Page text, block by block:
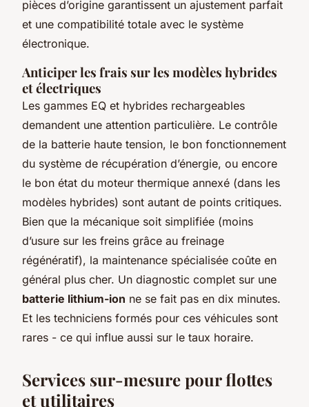
pièces d’origine garantissent un ajustement parfait
et une compatibilité totale avec le système
électronique.
Anticiper les frais sur les modèles hybrides
et électriques
Les gammes EQ et hybrides rechargeables
demandent une attention particulière. Le contrôle
de la batterie haute tension, le bon fonctionnement
du système de récupération d’énergie, ou encore
le bon état du moteur thermique annexé (dans les
modèles hybrides) sont autant de points critiques.
Bien que la mécanique soit simplifiée (moins
d’usure sur les freins grâce au freinage
régénératif), la maintenance spécialisée coûte en
général plus cher. Un diagnostic complet sur une
batterie lithium-ion ne se fait pas en dix minutes.
Et les techniciens formés pour ces véhicules sont
rares - ce qui influe aussi sur le taux horaire.
Services sur-mesure pour flottes
et utilitaires